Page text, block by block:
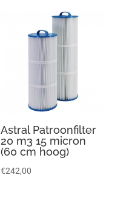
Astral Patroonfilter
20 m3 15 micron
(60 cm hoog)
€242,00